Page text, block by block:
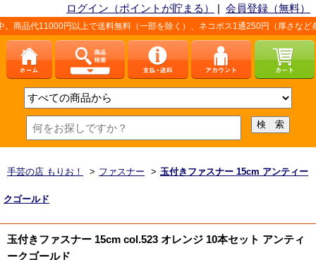
ログイン（ポイントが貯まる） | 会員登録（無料）
以上で送料無料（一部を除く）、ネコポス1通250円（厚さなど条件あり）。詳
手芸の店 もりお！ > ファスナー > 玉付きファスナー 15cm アンティー
クゴールド
玉付きファスナー 15cm col.523 オレンジ 10本セット アンティ
ークゴールド